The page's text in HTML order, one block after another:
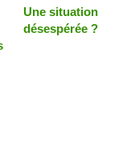
Une situation
désespérée ?